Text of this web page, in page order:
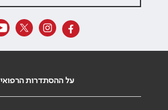
על ההסתדרות